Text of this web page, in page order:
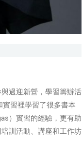
過迎新營，學習籌辦活
習裡學習了很多書本
）實習的經驗，更有助
訓活動、講座和工作坊